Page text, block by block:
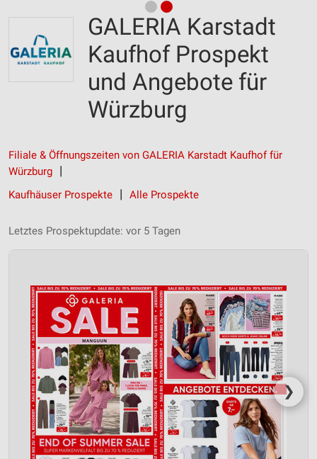
GALERIA Karstadt
Kaufhof Prospekt
und Angebote für
Würzburg
Filiale & Öffnungszeiten von GALERIA Karstadt Kaufhof für
Würzburg
Kaufhäuser Prospekte
Alle Prospekte
Letztes Prospektupdate: vor 5 Tagen
❯